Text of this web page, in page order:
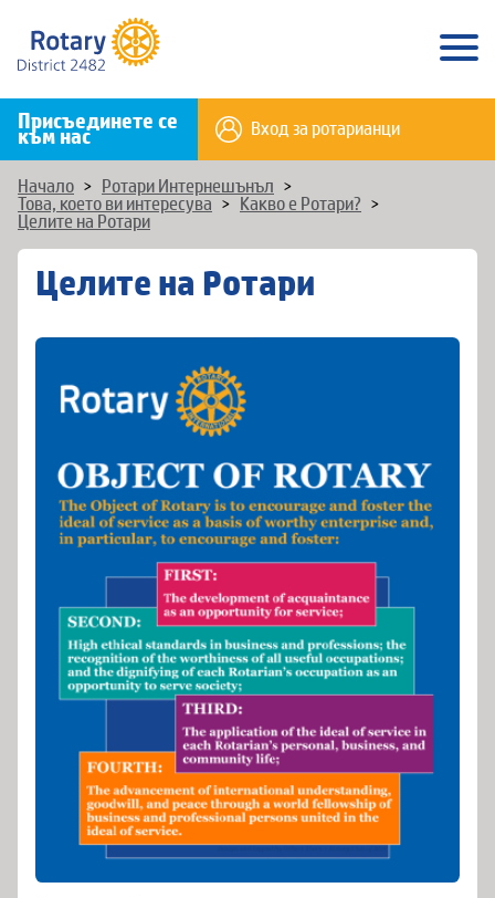
Присъединете се
към нас Вход за ротарианци
Начало > Ротари Интернешънъл
>
Това, което ви интересува
> Какво е Ротари?
>
Целите на Ротари
Целите на Ротари